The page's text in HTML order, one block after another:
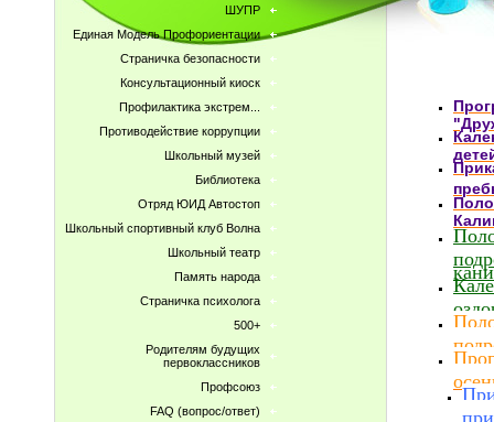
ШУПР
Единая Модель Профориентации
Страничка безопасности
Консультационный киоск
Профилактика экстрем...
Противодействие коррупции
Школьный музей
Библиотека
Отряд ЮИД Автостоп
Школьный спортивный клуб Волна
Школьный театр
Память народа
Страничка психолога
500+
Родителям будущих
первоклассников
Профсоюз
FAQ (вопрос/ответ)